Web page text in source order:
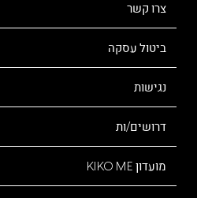
צרו קשר
ביטול עסקה
נגישות
דרושים/ות
מועדון KIKO ME